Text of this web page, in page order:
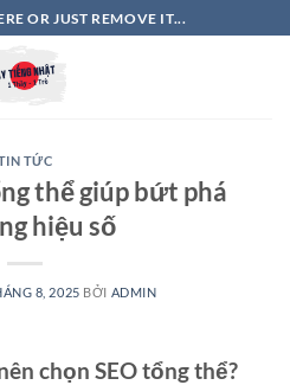
OR JUST REMOVE IT...
TỨC
thể giúp bứt phá
hiệu số
8, 2025 BỞI ADMIN
chọn SEO tổng thể?